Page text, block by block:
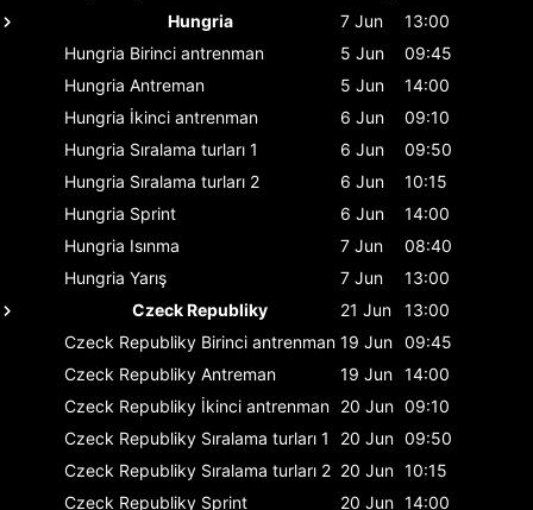
Hungria
7 Jun
13:00
Hungria Birinci antrenman 5 Jun
09:45
Hungria Antreman 5 Jun
14:00
Hungria İkinci antrenman 6 Jun
09:10
Hungria Sıralama turları 1 6 Jun
09:50
Hungria Sıralama turları 2 6 Jun
10:15
Hungria Sprint 6 Jun
14:00
Hungria Isınma 7 Jun
08:40
Hungria Yarış 7 Jun
13:00
Czeck Republiky
21 Jun
13:00
Czeck Republiky Birinci antrenman 19 Jun 09:45
Czeck Republiky Antreman 19 Jun 14:00
Czeck Republiky İkinci antrenman 20 Jun 09:10
Czeck Republiky Sıralama turları 1 20 Jun 09:50
Czeck Republiky Sıralama turları 2 20 Jun 10:15
Czeck Republiky Sprint 20 Jun 14:00